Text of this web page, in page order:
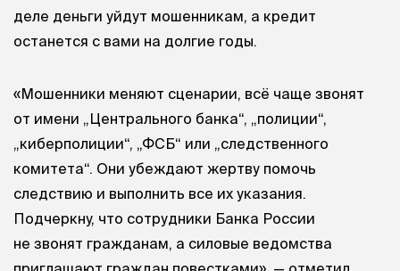
деле деньги уйдут мошенникам, а кредит
останется с вами на долгие годы.
«Мошенники меняют сценарии, всё чаще звонят
от имени „Центрального банка“, „полиции“,
„киберполиции“, „ФСБ“ или „следственного
комитета“. Они убеждают жертву помочь
следствию и выполнить все их указания.
Подчеркну, что сотрудники Банка России
не звонят гражданам, а силовые ведомства